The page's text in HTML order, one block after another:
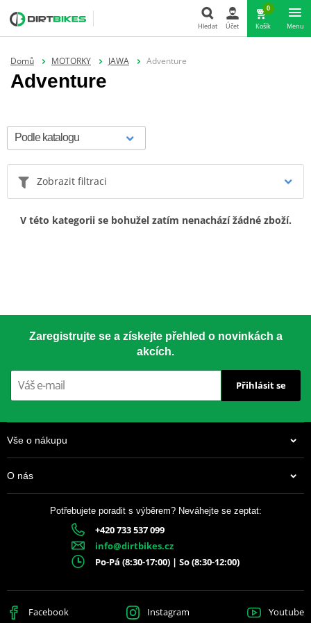
Hledat Účet
0
Košík Menu
Domů MOTORKY JAWA Adventure
Adventure
Zobrazit filtraci
V této kategorii se bohužel zatím nenachází žádné zboží.
Zaregistrujte se a získejte přehled o novinkách a
akcích.
Přihlásit se
Vše o nákupu
O nás
Potřebujete poradit s výběrem? Neváhejte se zeptat:
+420 733 537 099
info@dirtbikes.cz
Po-Pá (8:30-17:00) | So (8:30-12:00)
Facebook Instagram Youtube